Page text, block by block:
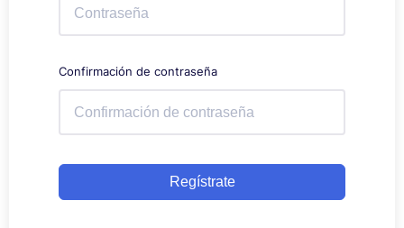
Confirmación de contraseña
Regístrate